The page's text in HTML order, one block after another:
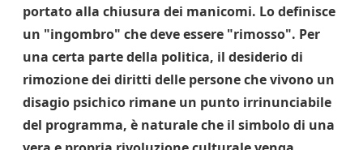
portato alla chiusura dei manicomi. Lo definisce
un "ingombro" che deve essere "rimosso". Per
una certa parte della politica, il desiderio di
rimozione dei diritti delle persone che vivono un
disagio psichico rimane un punto irrinunciabile
del programma, è naturale che il simbolo di una